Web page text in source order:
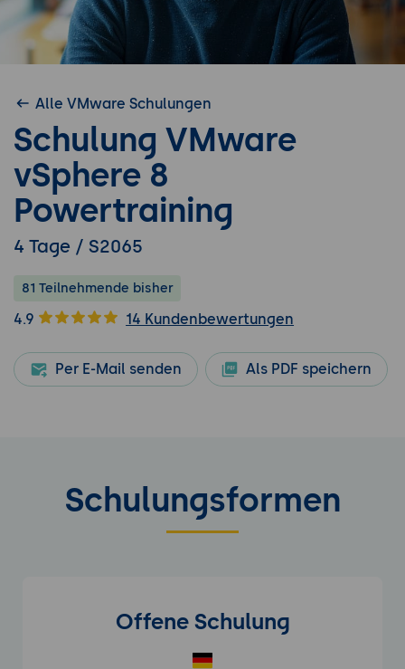
Alle VMware Schulungen
Schulung VMware
vSphere 8
Powertraining
4 Tage / S2065
81 Teilnehmende bisher
4.9 14 Kundenbewertungen
Per E-Mail senden Als PDF speichern
Schulungsformen
Offene Schulung